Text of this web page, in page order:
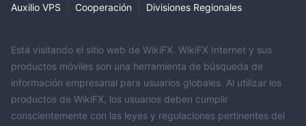
Auxilio VPS Cooperación Divisiones Regionales
Está visitando el sitio web de WikiFX. WikiFX Internet y sus
productos móviles son una herramienta de búsqueda de
información empresarial para usuarios globales. Al utilizar los
productos de WikiFX, los usuarios deben cumplir
conscientemente con las leyes y regulaciones pertinentes del